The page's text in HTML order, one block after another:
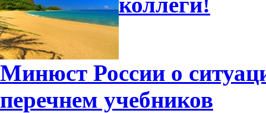
Минюст России о
перечнем учебников